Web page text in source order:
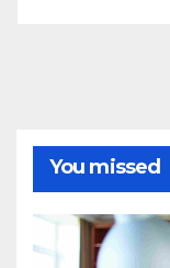
You missed